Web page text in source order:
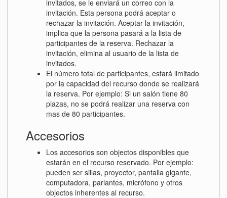
invitados, se le enviará un correo con la
invitación. Esta persona podrá aceptar o
rechazar la invitación. Aceptar la invitación,
implica que la persona pasará a la lista de
participantes de la reserva. Rechazar la
invitación, elimina al usuario de la lista de
invitados.
El número total de participantes, estará limitado
por la capacidad del recurso donde se realizará
la reserva. Por ejemplo: Si un salón tiene 80
plazas, no se podrá realizar una reserva con
mas de 80 participantes.
Accesorios
Los accesorios son objectos disponibles que
estarán en el recurso reservado. Por ejemplo:
pueden ser sillas, proyector, pantalla gigante,
computadora, parlantes, micrófono y otros
objectos inherentes al recurso.